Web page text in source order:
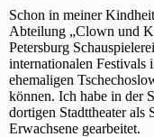
Schon in meiner
Abteilung „Clown und
Petersburg
internationalen Festivals
ehemaligen
können. Ich habe in der
dortigen Stadttheater als
Erwachsene gearbeitet.